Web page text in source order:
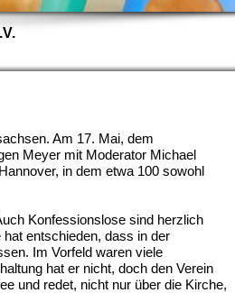
Am 17. Mai, dem
Meyer mit Moderator Michael
in dem etwa 100 sowohl
Konfessionslose sind herzlich
entschieden, dass in der
Im Vorfeld waren viele
hat er nicht, doch den Verein
und redet, nicht nur über die Kirche,